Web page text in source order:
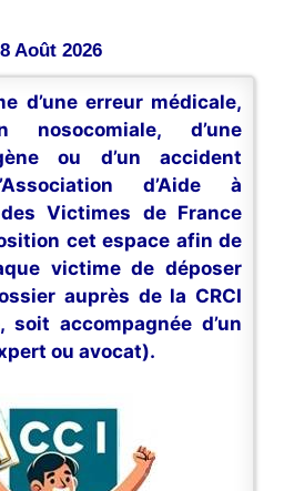
Août 2026
d’une erreur médicale,
nosocomiale, d’une
ou d’un accident
d’Aide à
des Victimes de France
cet espace afin de
victime de déposer
auprès de la CRCI
accompagnée d’un
ou avocat).